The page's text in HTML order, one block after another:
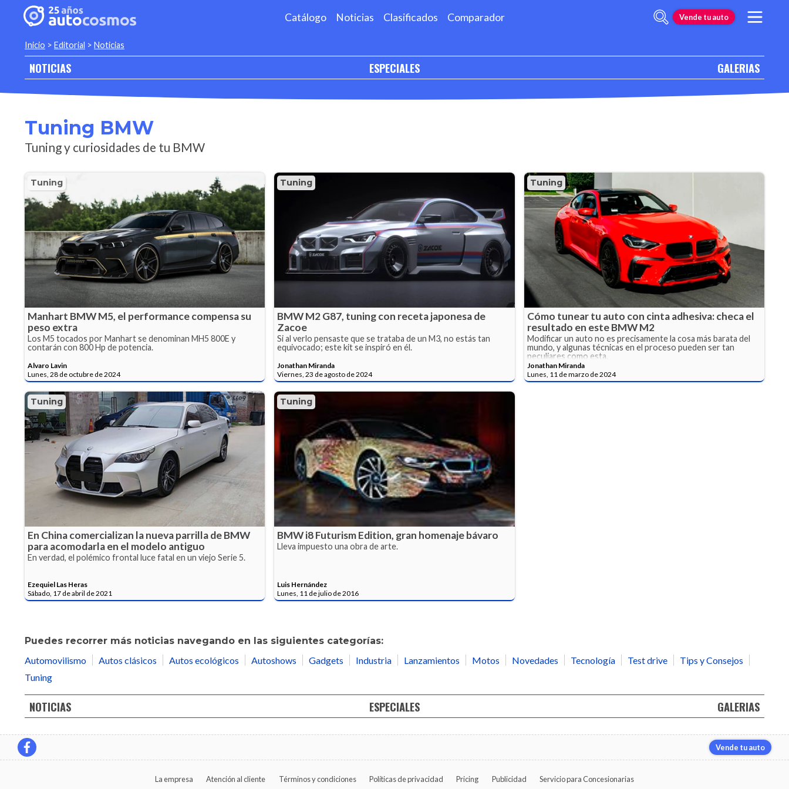
Catálogo Noticias Clasificados Comparador Vende tu auto
Inicio > Editorial > Noticias
NOTICIAS ESPECIALES GALERIAS
Tuning BMW
Tuning y curiosidades de tu BMW
Tuning
Manhart BMW M5, el performance compensa su
peso extra
Los M5 tocados por Manhart se denominan MH5 800E y
contarán con 800 Hp de potencia.
Alvaro Lavin
Lunes, 28 de octubre de 2024
Tuning
BMW M2 G87, tuning con receta japonesa de
Zacoe
Si al verlo pensaste que se trataba de un M3, no estás tan
equivocado; este kit se inspiró en él.
Jonathan Miranda
Viernes, 23 de agosto de 2024
Tuning
Cómo tunear tu auto con cinta adhesiva: checa el
resultado en este BMW M2
Modificar un auto no es precisamente la cosa más barata del
mundo, y algunas técnicas en el proceso pueden ser tan
peculiares como esta.
Jonathan Miranda
Lunes, 11 de marzo de 2024
Tuning
En China comercializan la nueva parrilla de BMW
para acomodarla en el modelo antiguo
En verdad, el polémico frontal luce fatal en un viejo Serie 5.
Ezequiel Las Heras
Sábado, 17 de abril de 2021
Tuning
BMW i8 Futurism Edition, gran homenaje bávaro
Lleva impuesto una obra de arte.
Luis Hernández
Lunes, 11 de julio de 2016
Puedes recorrer más noticias navegando en las siguientes categorías:
Automovilismo
Autos clásicos Autos ecológicos Autoshows Gadgets Industria Lanzamientos Motos Novedades Tecnología Test drive
Tips y Consejos
Tuning
NOTICIAS ESPECIALES GALERIAS
Vende tu auto
La empresa Atención al cliente Términos y condiciones Políticas de privacidad Pricing Publicidad Servicio para Concesionarias